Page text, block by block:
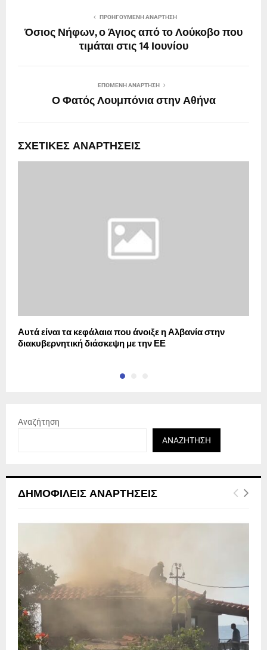
ΠΡΟΗΓΟΎΜΕΝΗ ΑΝΆΡΤΗΣΗ
Όσιος Νήφων, ο Άγιος από το Λούκοβο που
τιμάται στις 14 Ιουνίου
ΕΠΌΜΕΝΗ ΑΝΆΡΤΗΣΗ
Ο Φατός Λουμπόνια στην Αθήνα
ΣΧΕΤΙΚΈΣ ΑΝΑΡΤΉΣΕΙΣ
Αυτά είναι τα κεφάλαια που άνοιξε η Αλβανία στην
διακυβερνητική διάσκεψη με την ΕΕ
Αναζήτηση
ΑΝΑΖΉΤΗΣΗ
ΔΗΜΟΦΙΛΕΊΣ ΑΝΑΡΤΉΣΕΙΣ